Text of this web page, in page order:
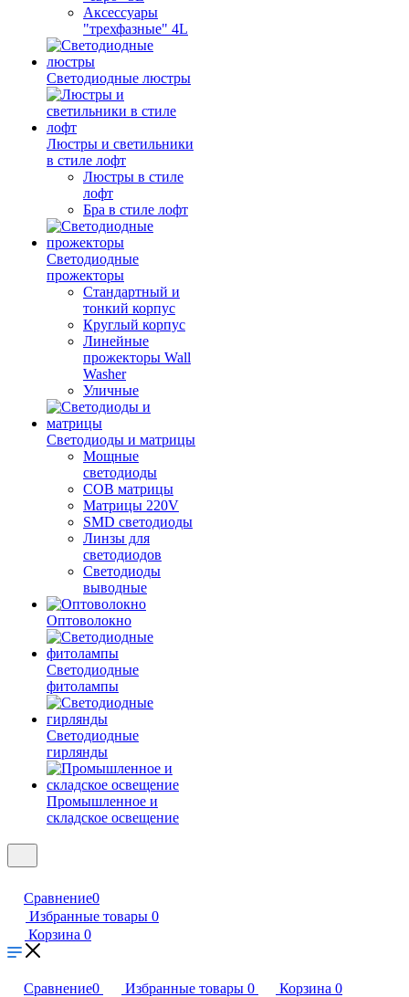
Аксессуары
"трехфазные" 4L
Светодиодные люстры
Люстры и светильники
в стиле лофт
Люстры в стиле
лофт
Бра в стиле лофт
Светодиодные
прожекторы
Стандартный и
тонкий корпус
Круглый корпус
Линейные
прожекторы Wall
Washer
Уличные
Светодиоды и матрицы
Мощные
светодиоды
COB матрицы
Матрицы 220V
SMD светодиоды
Линзы для
светодиодов
Светодиоды
выводные
Оптоволокно
Светодиодные
фитолампы
Светодиодные
гирлянды
Промышленное и
складское освещение
Сравнение0
Избранные товары 0
Корзина 0
Сравнение0 Избранные товары 0 Корзина 0